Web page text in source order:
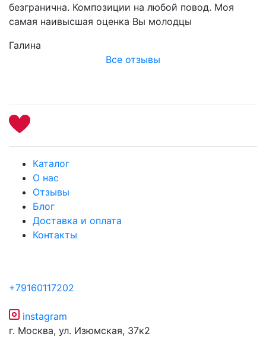
безгранична. Композиции на любой повод. Моя
самая наивысшая оценка Вы молодцы
Галина
Все отзывы
Каталог
О нас
Отзывы
Блог
Доставка и оплата
Контакты
+79160117202
instagram
г. Москва, ул. Изюмская, 37к2